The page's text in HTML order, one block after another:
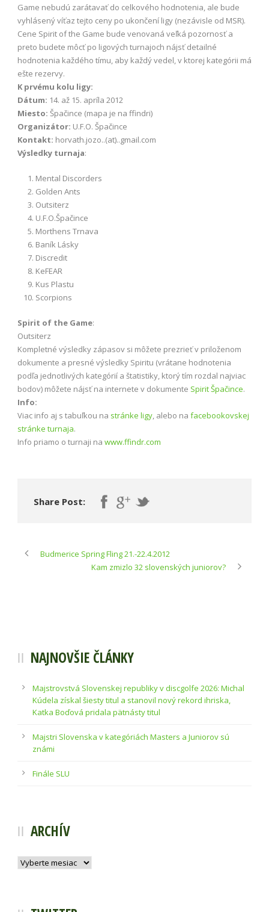
Game nebudú zarátavať do celkového hodnotenia, ale bude
vyhlásený víťaz tejto ceny po ukončení ligy (nezávisle od MSR).
Cene Spirit of the Game bude venovaná veľká pozornosť a
preto budete môcť po ligových turnajoch nájsť detailné
hodnotenia každého tímu, aby každý vedel, v ktorej kategórii má
ešte rezervy.
K prvému kolu ligy:
Dátum: 14. až 15. apríla 2012
Miesto: Špačince (mapa je na ffindri)
Organizátor: U.F.O. Špačince
Kontakt: horvath.jozo..(at)..gmail.com
Výsledky turnaja:
Mental Discorders
Golden Ants
Outsiterz
U.F.O.Špačince
Morthens Trnava
Baník Lásky
Discredit
KeFEAR
Kus Plastu
Scorpions
Spirit of the Game:
Outsiterz
Kompletné výsledky zápasov si môžete prezrieť v priloženom
dokumente a presné výsledky Spiritu (vrátane hodnotenia
podľa jednotlivých kategórií a štatistiky, ktorý tím rozdal najviac
bodov) môžete nájsť na internete v dokumente Spirit Špačince.
Info:
Viac info aj s tabuľkou na stránke ligy, alebo na facebookovskej
stránke turnaja.
Info priamo o turnaji na www.ffindr.com
Share Post:
Budmerice Spring Fling 21.-22.4.2012
Kam zmizlo 32 slovenských juniorov?
NAJNOVŠIE ČLÁNKY
Majstrovstvá Slovenskej republiky v discgolfe 2026: Michal
Kúdela získal šiesty titul a stanovil nový rekord ihriska,
Katka Boďová pridala pätnásty titul
Majstri Slovenska v kategóriách Masters a Juniorov sú
známi
Finále SLU
ARCHÍV
Archív